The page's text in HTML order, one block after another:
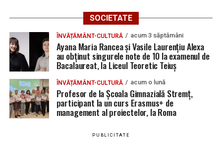
Locuri de muncă în Galda de Jos, disponibile la 4
august 2026. AJOFM Alba a publicat lista posturilor
vacante
Locuri de muncă în Teiuș, disponibile la 4 august
2026. AJOFM Alba a publicat lista posturilor
vacante
Bărbat de 30 de ani din Galda de Jos, reținut după
ce și-ar fi agresat și violat partenera
SOCIETATE
ÎNVĂȚĂMÂNT-CULTURĂ acum 3 săptămâni
Ayana Maria Rancea și Vasile Laurențiu Alexa
au obținut singurele note de 10 la examenul de
Bacalaureat, la Liceul Teoretic Teiuș
ÎNVĂȚĂMÂNT-CULTURĂ acum o lună
Profesor de la Școala Gimnazială Stremț,
participant la un curs Erasmus+ de
management al proiectelor, la Roma
PUBLICITATE